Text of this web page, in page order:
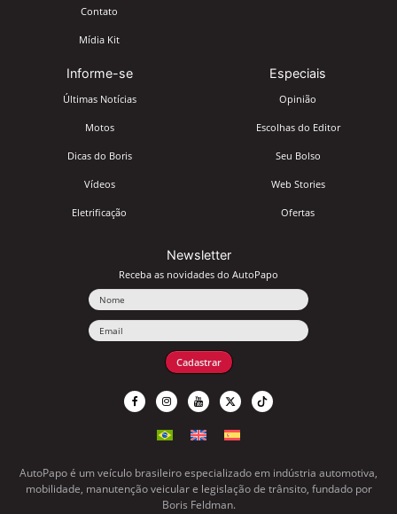
Contato
Mídia Kit
Informe-se
Últimas Notícias
Motos
Dicas do Boris
Vídeos
Eletrificação
Especiais
Opinião
Escolhas do Editor
Seu Bolso
Web Stories
Ofertas
Newsletter
Receba as novidades do AutoPapo
Cadastrar
AutoPapo é um veículo brasileiro especializado em indústria automotiva,
mobilidade, manutenção veicular e legislação de trânsito, fundado por
Boris Feldman.